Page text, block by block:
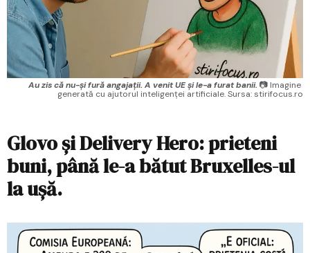
Au zis că nu-și fură angajații. A venit UE și le-a furat banii. 📷 Imagine
generată cu ajutorul inteligenței artificiale. Sursa: stirifocus.ro
Glovo și Delivery Hero: prieteni
buni, până le-a bătut Bruxelles-ul
la ușă.